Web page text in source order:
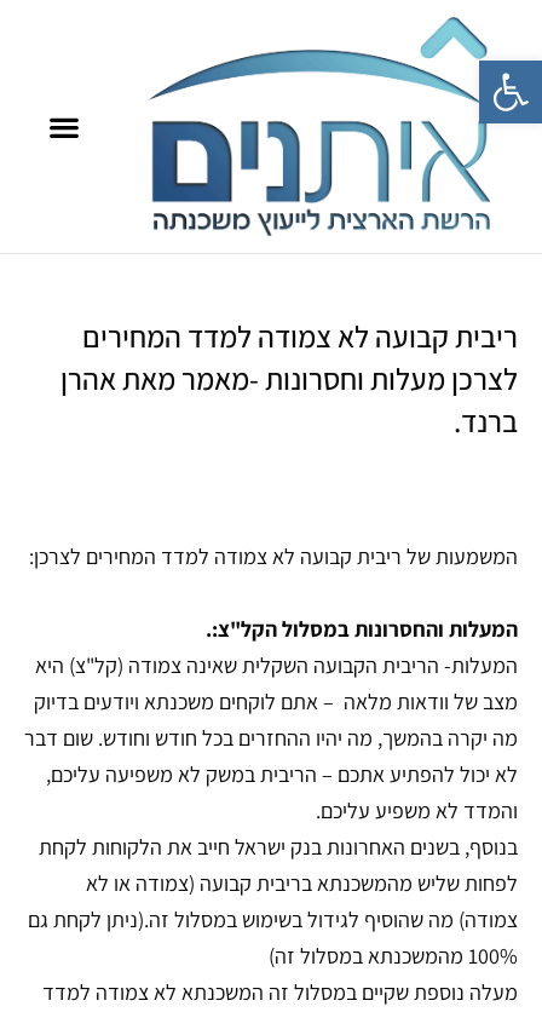
פתח סרגל נגישות
ריבית קבועה לא צמודה למדד המחירים
לצרכן מעלות וחסרונות -מאמר מאת אהרן
ברנד.
המשמעות של ריבית קבועה לא צמודה למדד המחירים לצרכן:
המעלות והחסרונות במסלול הקל"צ:.
המעלות- הריבית הקבועה השקלית שאינה צמודה (קל"צ) היא
מצב של וודאות מלאה – אתם לוקחים משכנתא ויודעים בדיוק
מה יקרה בהמשך, מה יהיו ההחזרים בכל חודש וחודש. שום דבר
לא יכול להפתיע אתכם – הריבית במשק לא משפיעה עליכם,
והמדד לא משפיע עליכם.
בנוסף, בשנים האחרונות בנק ישראל חייב את הלקוחות לקחת
לפחות שליש מהמשכנתא בריבית קבועה (צמודה או לא
צמודה) מה שהוסיף לגידול בשימוש במסלול זה.(ניתן לקחת גם
100% מהמשכנתא במסלול זה)
מעלה נוספת שקיים במסלול זה המשכנתא לא צמודה למדד